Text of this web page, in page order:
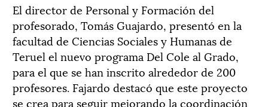
El director de Personal y Formación del
profesorado, Tomás Guajardo, presentó en la
facultad de Ciencias Sociales y Humanas de
Teruel el nuevo programa Del Cole al Grado,
para el que se han inscrito alrededor de 200
profesores. Fajardo destacó que este proyecto
se crea para seguir mejorando la coordinación